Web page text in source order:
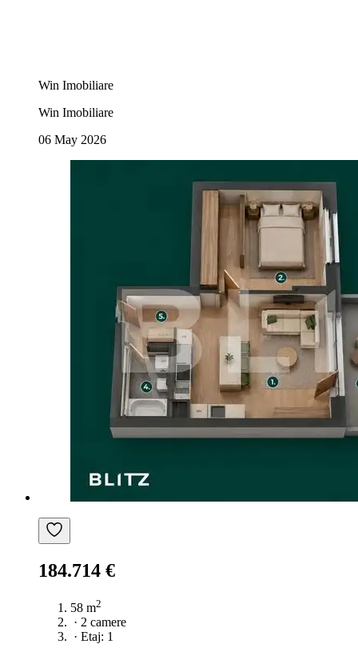
Win Imobiliare
Win Imobiliare
06 May 2026
184.714 €
58 m2
· 2 camere
· Etaj: 1